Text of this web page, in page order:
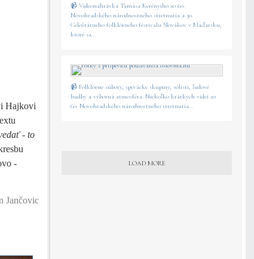
Hajkovi
- to
-
Jančovic
📹 Videonahrávka Tamása Kerényiho zo 60.
Novohradského národnostného stretnutia a 30.
Celoštátneho folklórneho festivalu Slovákov v Maďarsku,
ktoré sa...
📹 Folklórne súbory, spevácke skupiny, sólisti, ľudové
hudby a výborná atmosféra. Niekoľko krátkych videí zo
60. Novohradského národnostného stretnutia...
LOAD MORE